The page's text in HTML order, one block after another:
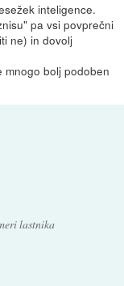
inteligence.
pa vsi povprečni
ne) in dovolj
mnogo bolj podoben
lastnika